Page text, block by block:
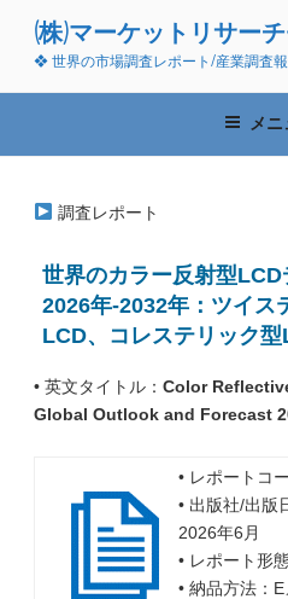
ン
(株)マーケットリサー
❖ 世界の市場調査レポート/産業調査
メ
調査レポート
世界のカラー反射型
2026年-2032年：ツイス
LCD、コレステリック型
• 英文タイトル： Color
Global Outlook and Forecast
• レポートコ
• 出版社/出版
2026年6月
• レポート形
• 納品方法：